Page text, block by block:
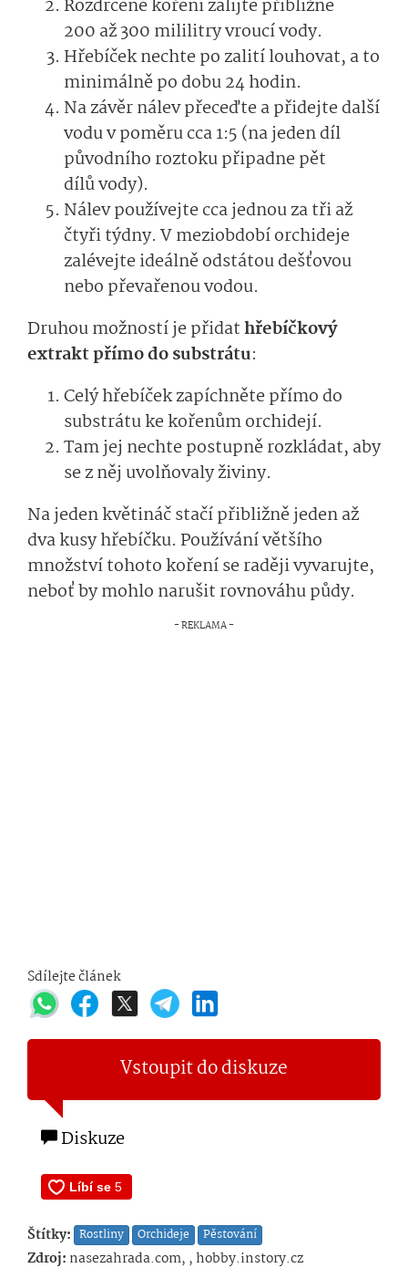
Rozdrcené koření zalijte přibližně
200 až 300 mililitry vroucí vody.
Hřebíček nechte po zalití louhovat, a to
minimálně po dobu 24 hodin.
Na závěr nálev přeceďte a přidejte další
vodu v poměru cca 1:5 (na jeden díl
původního roztoku připadne pět
dílů vody).
Nálev používejte cca jednou za tři až
čtyři týdny. V meziobdobí orchideje
zalévejte ideálně odstátou dešťovou
nebo převařenou vodou.
Druhou možností je přidathřebíčkový
extrakt přímo do substrátu:
Celý hřebíček zapíchněte přímo do
substrátu ke kořenům orchidejí.
Tam jej nechte postupně rozkládat, aby
se z něj uvolňovaly živiny.
Na jeden květináč stačí přibližně jeden až
dva kusy hřebíčku. Používání většího
množství tohoto koření se raději vyvarujte,
neboť by mohlo narušit rovnováhu půdy.
Sdílejte článek
Vstoupit do diskuze
Diskuze
Štítky: Rostliny Orchideje Pěstování
Zdroj: nasezahrada.com, , hobby.instory.cz